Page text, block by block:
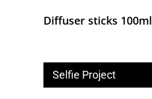
Diffuser sticks 100ml
Selfie Project